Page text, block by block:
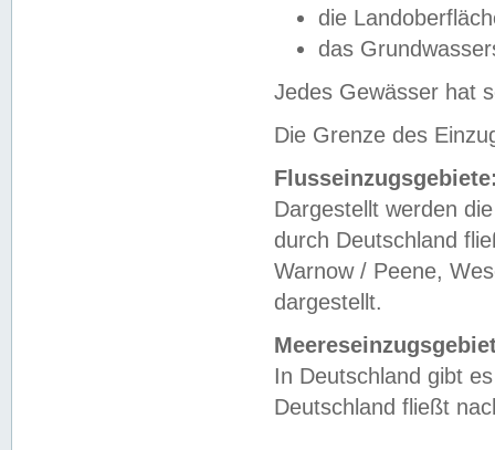
die
das
Jedes Gewässer hat
Die Grenze des
Dargestellt werden
durch Deutschland
Warnow / Peene,
dargestellt.
In Deutschland gibt
Deutschland fließt